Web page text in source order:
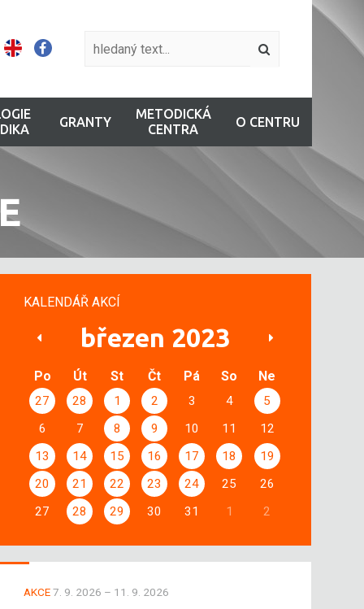
GRANTY
METODICKÁ
CENTRA
O CENTRU
KALENDÁŘ AKCÍ
březen 2023
Po Út St Čt Pá So Ne
27 28 1 2 3 4
5
6
7 8 9 10 11
12
13
14 15 16 17 18
19
20
21 22 23 24 25
26
27
28 29 30 31 1 2
AKCE7. 9. 2026 – 11. 9. 2026